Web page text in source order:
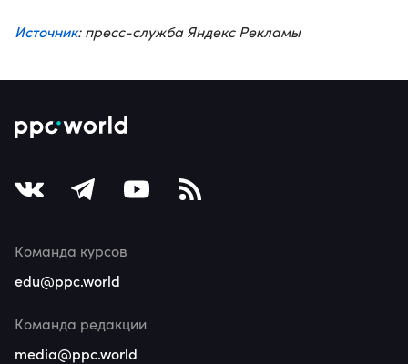
Источник: пресс-служба Яндекс Рекламы
Команда курсов
edu@ppc.world
Команда редакции
media@ppc.world